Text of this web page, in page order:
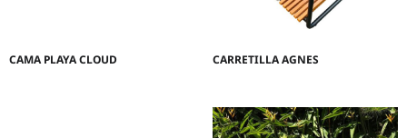
CAMA PLAYA CLOUD CARRETILLA AGNES